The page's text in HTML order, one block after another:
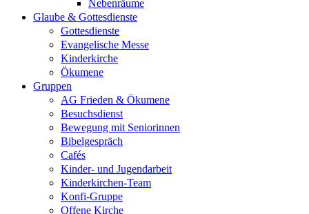
Nebenräume
Glaube & Gottesdienste
Gottesdienste
Evangelische Messe
Kinderkirche
Ökumene
Gruppen
AG Frieden & Ökumene
Besuchsdienst
Bewegung mit Seniorinnen
Bibelgespräch
Cafés
Kinder- und Jugendarbeit
Kinderkirchen-Team
Konfi-Gruppe
Offene Kirche